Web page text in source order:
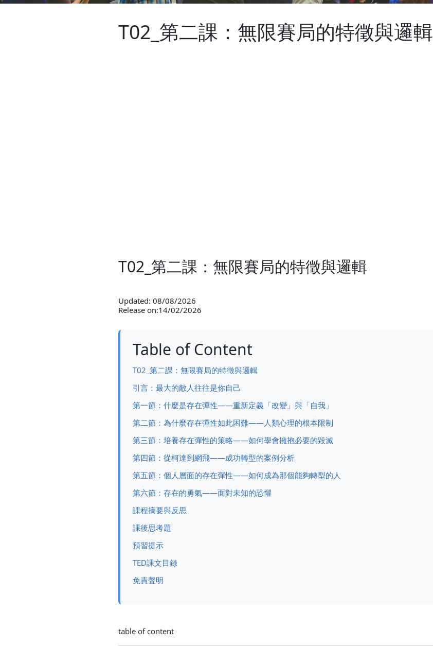
T02_第二課：無限賽局的特徵與邏輯
T02_第二課：無限賽局的特徵與邏輯
Updated: 08/08/2026
Release on:14/02/2026
Table of Content
T02_第二課：無限賽局的特徵與邏輯
引言：最大的敵人往往是你自己
第一節：什麼是存在彈性——重新定義「改變」與「自我」
第二節：為什麼存在彈性如此困難——人類心理的根本限制
第三節：培養存在彈性的策略——如何學會擁抱必要的毀滅
第四節：從柯達到網飛——成功轉型的案例分析
第五節：個人層面的存在彈性——如何成為那個能夠轉型的人
第六節：存在的勇氣——面對未知的恐懼
課程摘要與反思
課後思考題
預習提示
TED課文目録
免責聲明
table of content